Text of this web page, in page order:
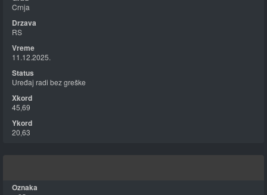
Crnja
RS
11.12.2025.
Uređaj radi bez greške
45,69
20,63